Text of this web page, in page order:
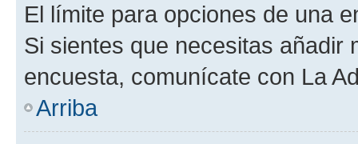
El límite para opciones de una
Si sientes que necesitas añadir
encuesta, comunícate con La
Arriba